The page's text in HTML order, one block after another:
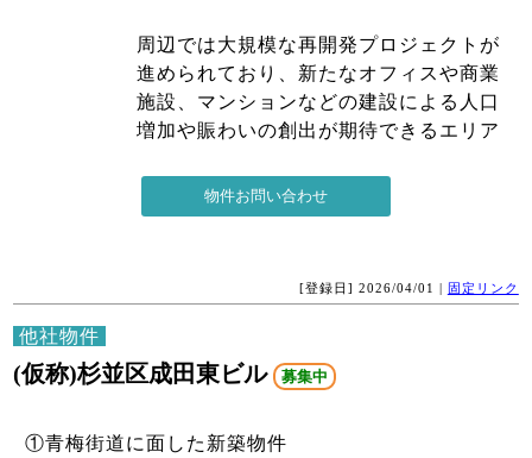
周辺では大規模な再開発プロジェクトが
進められており、新たなオフィスや商業
施設、マンションなどの建設による人口
増加や賑わいの創出が期待できるエリア
[登録日] 2026/04/01 | 固定リンク
他社物件
(仮称)杉並区成田東ビル 募集中
①青梅街道に面した新築物件